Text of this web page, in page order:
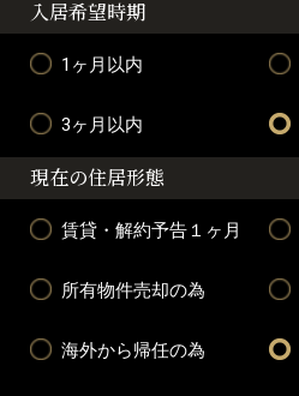
入居希望時期
1ヶ月以内
3ヶ月以内
現在の住居形態
賃貸・解約予告１ヶ月
所有物件売却の為
海外から帰任の為